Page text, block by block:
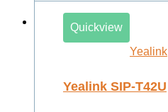
Quickview
Yealink
Yealink SIP-T42U